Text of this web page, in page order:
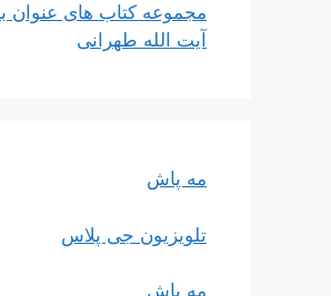
مجموعه کتاب های
آیت الله طهرانی
مه پاش
تلویزیون جی پلاس
مه پاش